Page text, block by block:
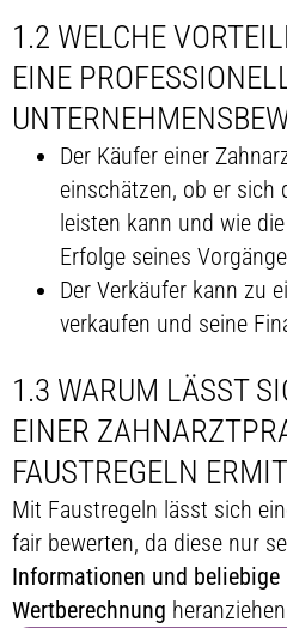
1.2 WELCHE
EINE
Der Käufer einer
einschätzen, ob er sich
leisten kann und wie
Erfolge seines
Der Verkäufer kann zu
verkaufen und seine
1.3 WARUM LÄSST
EINER
FAUSTREGELN
Mit Faustregeln lässt sich
fair bewerten, da diese nur
Informationen und
Wertberechnung